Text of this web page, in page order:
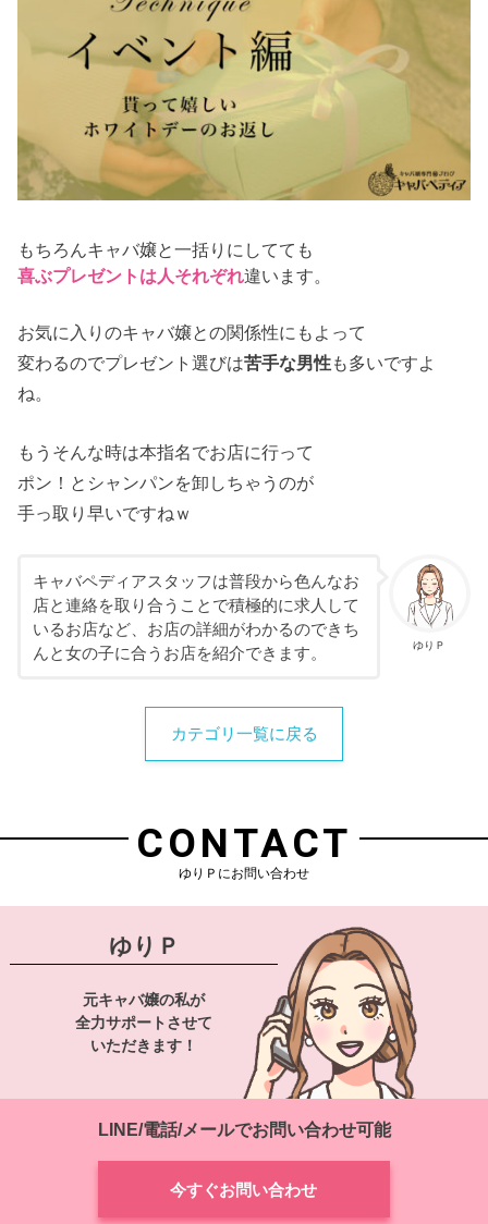
もちろんキャバ嬢と一括りにしてても
喜ぶプレゼントは人それぞれ違います。
お気に入りのキャバ嬢との関係性にもよって
変わるのでプレゼント選びは苦手な男性も多いですよ
ね。
もうそんな時は本指名でお店に行って
ポン！とシャンパンを卸しちゃうのが
手っ取り早いですねｗ
ゆりＰ
キャバペディアスタッフは普段から色んなお
店と連絡を取り合うことで積極的に求人して
いるお店など、お店の詳細がわかるのできち
んと女の子に合うお店を紹介できます。
カテゴリ一覧に戻る
CONTACT
ゆりＰにお問い合わせ
ゆりＰ
元キャバ嬢の私が
全力サポートさせて
いただきます！
LINE/電話/メールでお問い合わせ可能
今すぐお問い合わせ